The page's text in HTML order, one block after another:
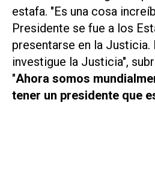
estafa. "Es una cosa
Presidente se fue a los
presentarse en la Justicia.
investigue la Justicia",
"Ahora somos
tener un presidente que